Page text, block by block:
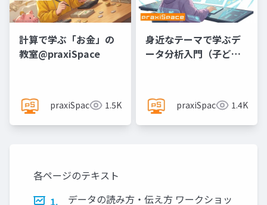
計算で学ぶ「お金」の
教室@praxiSpace
praxiSpace 1.5K
身近なテーマで学ぶデ
ータ分析入門（子ども
praxiSpace 1.4K
各ページのテキスト
1.
データの読み方・伝え方 ワークショッ